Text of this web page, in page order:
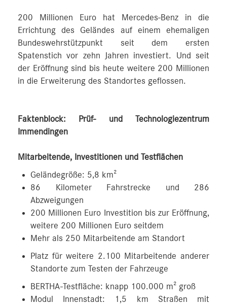
200 Millionen Euro hat Mercedes‑Benz in die
Errichtung des Geländes auf einem ehemaligen
Bundeswehrstützpunkt seit dem ersten
Spatenstich vor zehn Jahren investiert. Und seit
der Eröffnung sind bis heute weitere 200 Millionen
in die Erweiterung des Standortes geflossen.
Faktenblock: Prüf- und Technologiezentrum
Immendingen
Mitarbeitende, Investitionen und Testflächen
Geländegröße: 5,8 km²
86 Kilometer Fahrstrecke und 286
Abzweigungen
200 Millionen Euro Investition bis zur Eröffnung,
weitere 200 Millionen Euro seitdem
Mehr als 250 Mitarbeitende am Standort
Platz für weitere 2.100 Mitarbeitende anderer
Standorte zum Testen der Fahrzeuge
BERTHA-Testfläche: knapp 100.000 m² groß
Modul Innenstadt: 1,5 km Straßen mit